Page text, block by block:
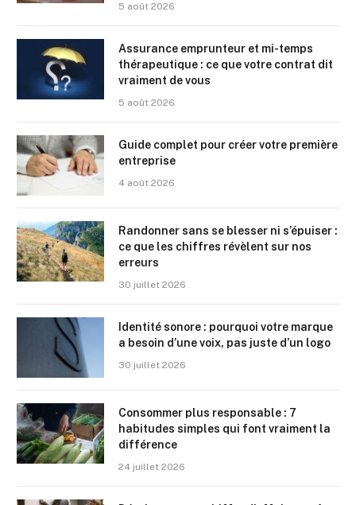
5 août 2026
Assurance emprunteur et mi-temps
thérapeutique : ce que votre contrat dit
vraiment de vous
5 août 2026
Guide complet pour créer votre première
entreprise
4 août 2026
Randonner sans se blesser ni s’épuiser :
ce que les chiffres révèlent sur nos
erreurs
30 juillet 2026
Identité sonore : pourquoi votre marque
a besoin d’une voix, pas juste d’un logo
30 juillet 2026
Consommer plus responsable : 7
habitudes simples qui font vraiment la
différence
24 juillet 2026